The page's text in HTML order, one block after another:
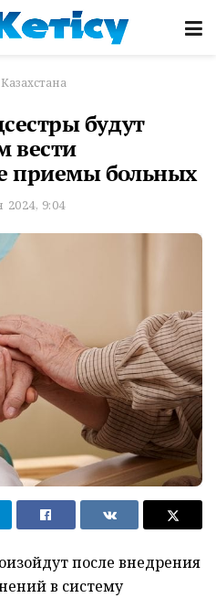
будут
вести
приемы больных
2024, 9:04
после внедрения
в систему